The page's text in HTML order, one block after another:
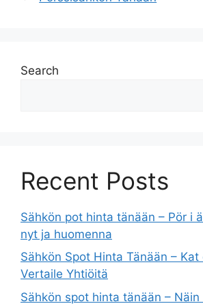
Search
Recent Posts
Sähkön pot hinta tänään – Pör i
nyt ja huomenna
Sähkön Spot Hinta Tänään –
Vertaile Yhtiöitä
Sähkön spot hinta tänään –